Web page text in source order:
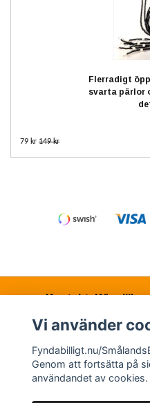
Flerradigt
svarta pärlor
79 kr 149 kr
Kontakt Köpvillkor
© Copyright 2026
Vi använder
Fyndabilligt.nu/
Genom att fortsätta på
användandet av cookies.